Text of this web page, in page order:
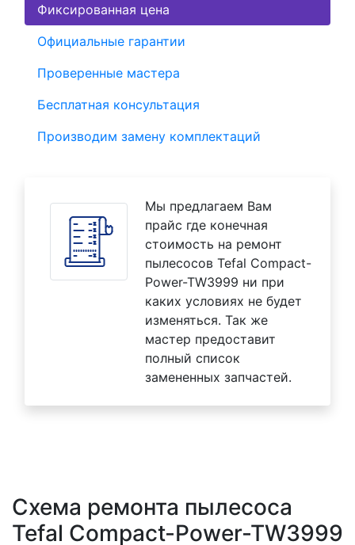
Фиксированная цена
Официальные гарантии
Проверенные мастера
Бесплатная консультация
Производим замену комплектаций
Мы предлагаем Вам
прайс где конечная
стоимость на ремонт
пылесосов Tefal Compact-
Power-TW3999 ни при
каких условиях не будет
изменяться. Так же
мастер предоставит
полный список
замененных запчастей.
Схема ремонта пылесоса
Tefal Compact-Power-TW3999